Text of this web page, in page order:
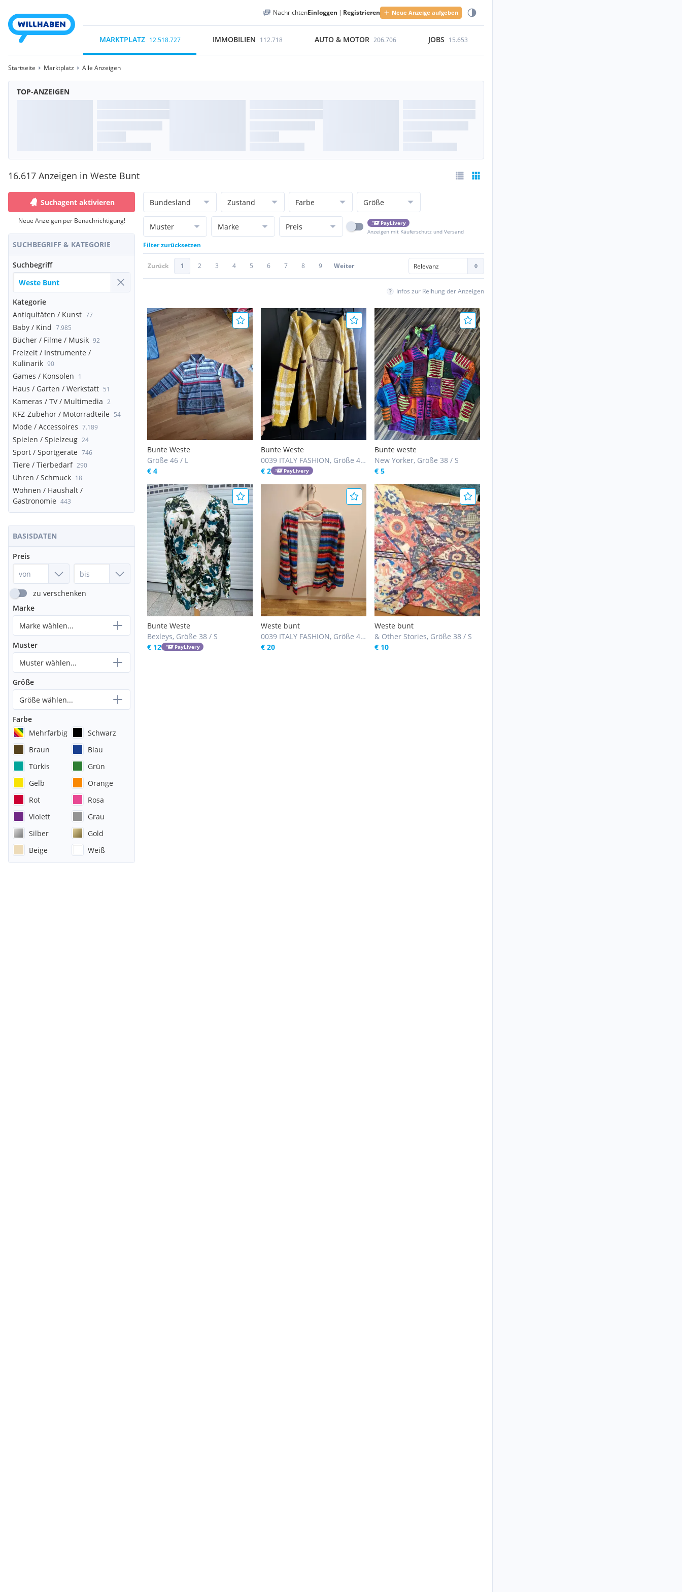
NachrichtenEinloggen | Registrieren Neue Anzeige aufgeben
MARKTPLATZ 12.518.727 IMMOBILIEN 112.718 AUTO & MOTOR 206.706 JOBS 15.653
Startseite Marktplatz Alle Anzeigen
TOP-ANZEIGEN
16.617 Anzeigen in Weste Bunt
Suchagent aktivieren
Neue Anzeigen per Benachrichtigung!
SUCHBEGRIFF & KATEGORIE
Suchbegriff
Kategorie
Antiquitäten / Kunst 77
Baby / Kind 7.985
Bücher / Filme / Musik 92
Freizeit / Instrumente /
Kulinarik 90
Games / Konsolen 1
Haus / Garten / Werkstatt 51
Kameras / TV / Multimedia 2
KFZ-Zubehör / Motorradteile 54
Mode / Accessoires 7.189
Spielen / Spielzeug 24
Sport / Sportgeräte 746
Tiere / Tierbedarf 290
Uhren / Schmuck 18
Wohnen / Haushalt /
Gastronomie 443
BASISDATEN
Preis
zu verschenken
Marke
Marke wählen...
Muster
Muster wählen...
Größe
Größe wählen...
Farbe
Mehrfarbig
Schwarz
Braun
Blau
Türkis
Grün
Gelb
Orange
Rot
Rosa
Violett
Grau
Silber
Gold
Beige
Weiß
Bundesland Zustand Farbe Größe
Muster Marke Preis
PayLivery
Anzeigen mit Käuferschutz und Versand
Filter zurücksetzen
Zurück 1 2 3 4 5 6 7 8 9 Weiter
Infos zur Reihung der Anzeigen
Bunte Weste
Größe 46 / L
€ 4
Bunte Weste
0039 ITALY FASHION, Größe 40
/ M
€ 2 PayLivery
Bunte weste
New Yorker, Größe 38 / S
€ 5
Bunte Weste
Bexleys, Größe 38 / S
€ 12
PayLivery
Weste bunt
0039 ITALY FASHION, Größe 48
/ XL
€ 20
Weste bunt
& Other Stories, Größe 38 / S
€ 10